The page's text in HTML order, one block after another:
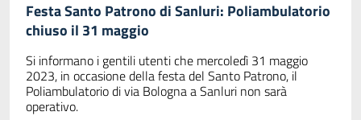
Festa Santo Patrono di Sanluri: Poliambulatorio
chiuso il 31 maggio
Si informano i gentili utenti che mercoledì 31 maggio
2023, in occasione della festa del Santo Patrono, il
Poliambulatorio di via Bologna a Sanluri non sarà
operativo.